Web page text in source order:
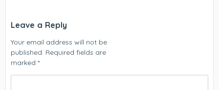
Leave a Reply
Your email address will not be
published. Required fields are
marked*